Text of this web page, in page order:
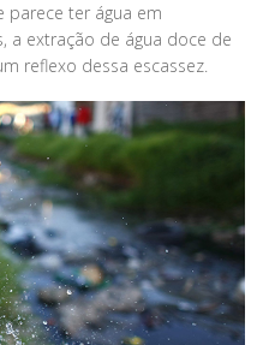
parece ter água em
a extração de água doce de
reflexo dessa escassez.